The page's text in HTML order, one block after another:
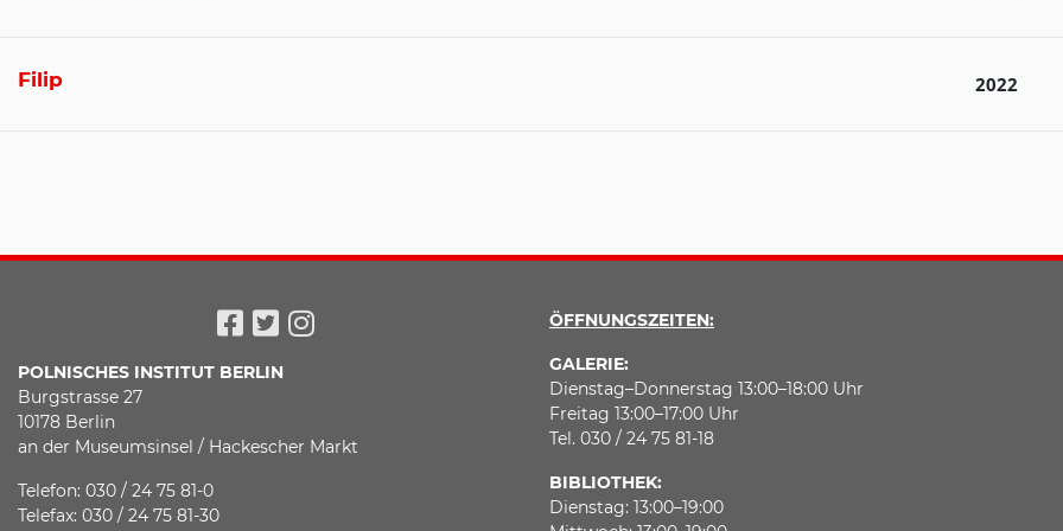
Filip 2022
Facebook
Twitter
POLNISCHES INSTITUT BERLIN
Burgstrasse 27
10178 Berlin
an der Museumsinsel / Hackescher Markt
Telefon: 030 / 24 75 81-0
Telefax: 030 / 24 75 81-30
ÖFFNUNGSZEITEN:
GALERIE:
Dienstag–Donnerstag 13:00–18:00 Uhr
Freitag 13:00–17:00 Uhr
Tel. 030 / 24 75 81-18
BIBLIOTHEK:
Dienstag: 13:00–19:00